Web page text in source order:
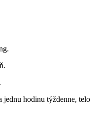
jednu hodinu týždenne, telo